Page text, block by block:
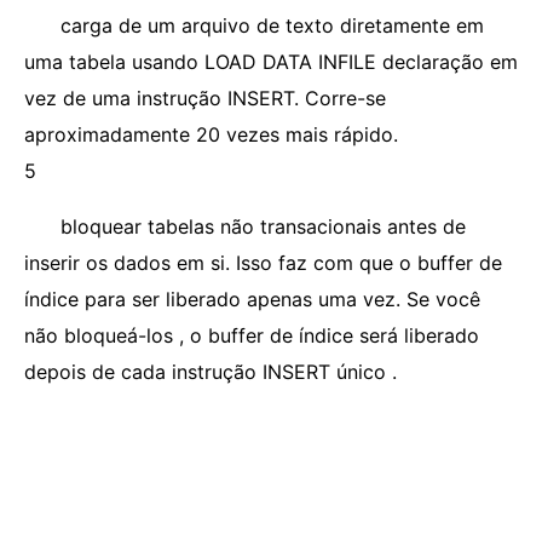
carga de um arquivo de texto diretamente em
uma tabela usando LOAD DATA INFILE declaração em
vez de uma instrução INSERT. Corre-se
aproximadamente 20 vezes mais rápido.
5
bloquear tabelas não transacionais antes de
inserir os dados em si. Isso faz com que o buffer de
índice para ser liberado apenas uma vez. Se você
não bloqueá-los , o buffer de índice será liberado
depois de cada instrução INSERT único .